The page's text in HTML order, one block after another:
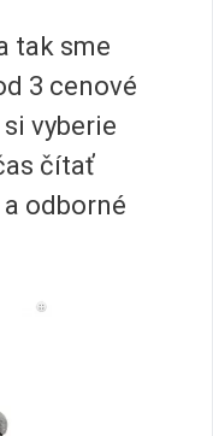
tak sme
3 cenové
vyberie
čítať
odborné